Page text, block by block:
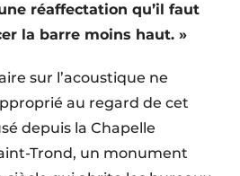
réaffectation qu’il faut
la barre moins haut. »
sur l’acoustique ne
au regard de cet
depuis la Chapelle
Trond, un monument